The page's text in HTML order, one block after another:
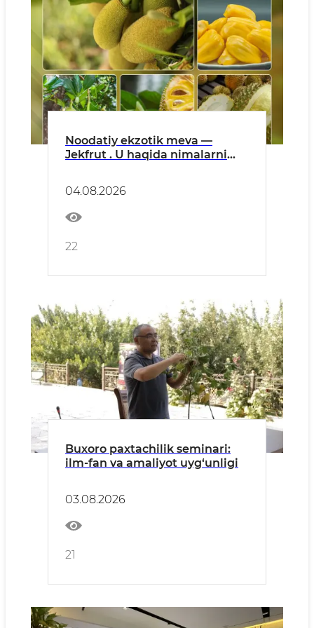
Noodatiy ekzotik meva —
Jekfrut . U haqida nimalarni
04.08.2026
22
Buxoro paxtachilik seminari:
ilm-fan va amaliyot uyg‘unligi
03.08.2026
21